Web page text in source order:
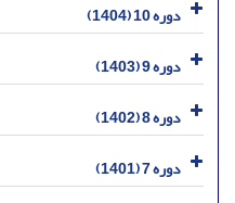
دوره 10 (1404)
دوره 9 (1403)
دوره 8 (1402)
دوره 7 (1401)